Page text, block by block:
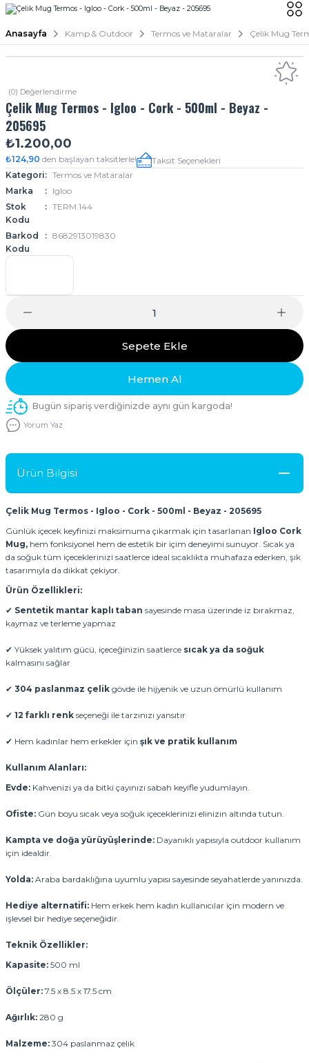
Anasayfa Kamp & Outdoor Termos ve Mataralar Çelik Mug
(0) Değerlendirme
Çelik Mug Termos - Igloo - Cork - 500ml - Beyaz -
205695
₺1.200,00
₺124,90 den başlayan taksitlerle!
Taksit Seçenekleri
Kategori
Termos ve Mataralar
Marka
Igloo
Stok
Kodu
TERM.144
Barkod
Kodu
8682913019830
Sepete Ekle
Hemen Al
Bugün sipariş verdiğinizde aynı gün kargoda!
Yorum Yaz
Ürün Bilgisi
Çelik Mug Termos - Igloo - Cork - 500ml - Beyaz - 205695
Günlük içecek keyfinizi maksimuma çıkarmak için tasarlanan Igloo Cork
Mug, hem fonksiyonel hem de estetik bir içim deneyimi sunuyor. Sıcak ya
da soğuk tüm içeceklerinizi saatlerce ideal sıcaklıkta muhafaza ederken, şık
tasarımıyla da dikkat çekiyor.
Ürün Özellikleri:
✔ Sentetik mantar kaplı taban sayesinde masa üzerinde iz bırakmaz,
kaymaz ve terleme yapmaz
✔ Yüksek yalıtım gücü, içeceğinizin saatlerce sıcak ya da soğuk
kalmasını sağlar
✔ 304 paslanmaz çelik gövde ile hijyenik ve uzun ömürlü kullanım
✔ 12 farklı renk seçeneği ile tarzınızı yansıtır
✔ Hem kadınlar hem erkekler için şık ve pratik kullanım
Kullanım Alanları:
Evde: Kahvenizi ya da bitki çayınızı sabah keyifle yudumlayın.
Ofiste: Gün boyu sıcak veya soğuk içeceklerinizi elinizin altında tutun.
Kampta ve doğa yürüyüşlerinde: Dayanıklı yapısıyla outdoor kullanım
için idealdir.
Yolda: Araba bardaklığına uyumlu yapısı sayesinde seyahatlerde yanınızda.
Hediye alternatifi: Hem erkek hem kadın kullanıcılar için modern ve
işlevsel bir hediye seçeneğidir.
Teknik Özellikler:
Kapasite: 500 ml
Ölçüler: 7.5 x 8.5 x 17.5 cm
Ağırlık: 280 g
Malzeme: 304 paslanmaz çelik